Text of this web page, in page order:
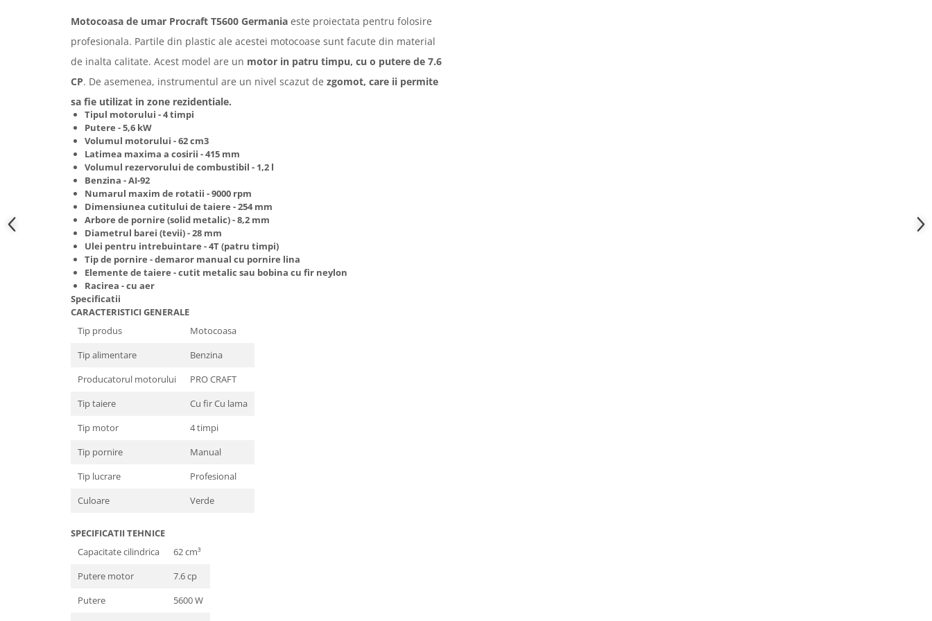
Hote cupolare
Hote decorative
Hote incorporabile
Hote telescopice
Hote traditionale
Masini de Spalat Rufe & Uscatoare
Accesorii masini de spalat &
Masini automate de spalat rufe
Masini de spalat rufe cu uscator
Masini de spalat rufe verticale
Uscatoare de rufe
Masini de spalat vase
Masini de spalat vase incorporabile
Motoburghiu/Foreza pamant
Pompe de stropit
Semanatoare,Plantatoare
Sobe pe gaz & electrice
Suflante Frunze
Motocoasa de umar Procraft T5600 Germania este proiectata pentru folosire
profesionala. Partile din plastic ale acestei motocoase sunt facute din material
de inalta calitate. Acest model are un motor in patru timpu, cu o putere de 7.6
CP. De asemenea, instrumentul are un nivel scazut de zgomot, care ii permite
sa fie utilizat in zone rezidentiale.
Tipul motorului - 4 timpi
Putere - 5,6 kW
Volumul motorului - 62 cm3
Latimea maxima a cosirii - 415 mm
Volumul rezervorului de combustibil - 1,2 l
Benzina - AI-92
Numarul maxim de rotatii - 9000 rpm
Dimensiunea cutitului de taiere - 254 mm
Arbore de pornire (solid metalic) - 8,2 mm
Diametrul barei (tevii) - 28 mm
Ulei pentru intrebuintare - 4T (patru timpi)
Tip de pornire - demaror manual cu pornire lina
Elemente de taiere - cutit metalic sau bobina cu fir neylon
Racirea - cu aer
Specificatii
CARACTERISTICI GENERALE
Tip produs
Motocoasa
Tip alimentare
Benzina
Producatorul motorului
PRO CRAFT
Tip taiere
Cu fir Cu lama
Tip motor
4 timpi
Tip pornire
Manual
Tip lucrare
Profesional
Culoare
Verde
SPECIFICATII TEHNICE
Capacitate cilindrica
62 cm³
Putere motor
7.6 cp
Putere
5600 W